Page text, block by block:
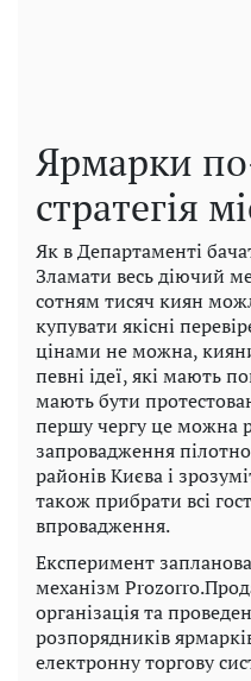
Ярмарки
стратегія
Як в Департаменті
Зламати весь діючий
сотням тисяч киян
купувати якісні
цінами не можна,
певні ідеї, які мають
мають бути
першу чергу це можна
запровадження
районів Києва і
також прибрати всі
впровадження.
Експеримент
механізм
організація та
розпорядників
електронну торгову